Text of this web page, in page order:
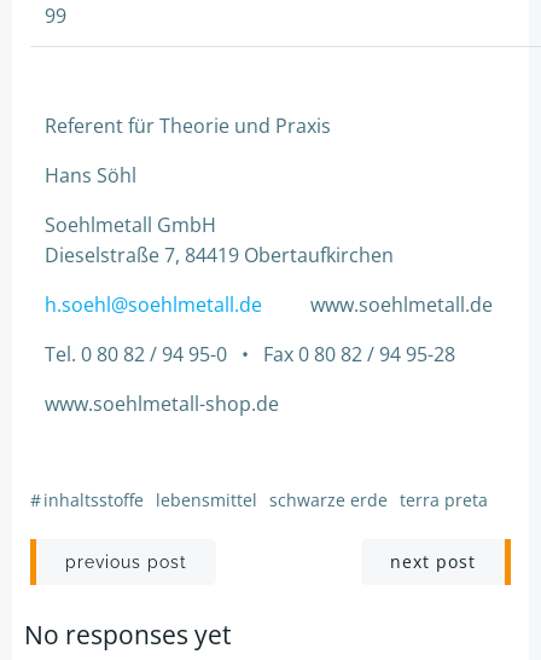
99
Referent für Theorie und Praxis
Hans Söhl
Soehlmetall GmbH
Dieselstraße 7, 84419 Obertaufkirchen
h.soehl@soehlmetall.de www.soehlmetall.de
Tel. 0 80 82 / 94 95-0 • Fax 0 80 82 / 94 95-28
www.soehlmetall-shop.de
#inhaltsstoffe lebensmittel schwarze erde terra preta
Post
navigation
previous post next post
No responses yet